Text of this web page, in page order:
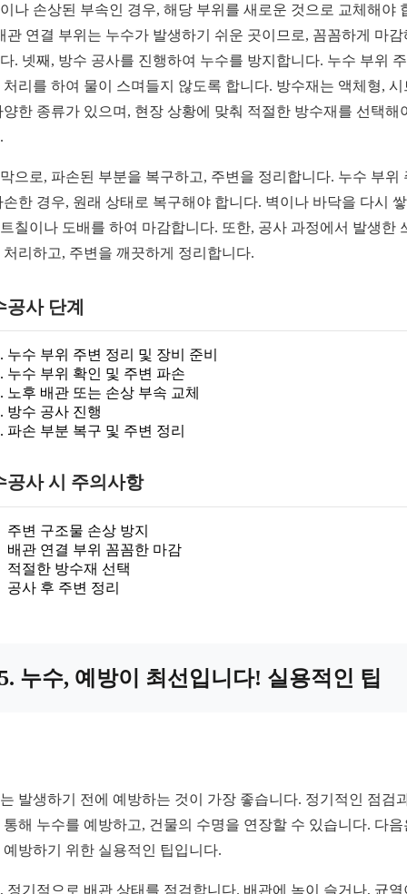
나 손상된 부속인 경우, 해당 부위를 새로운 것으로 교체해야
관 연결 부위는 누수가 발생하기 쉬운 곳이므로, 꼼꼼하게 마감
. 넷째, 방수 공사를 진행하여 누수를 방지합니다. 누수 부위
처리를 하여 물이 스며들지 않도록 합니다. 방수재는 액체형, 시
양한 종류가 있으며, 현장 상황에 맞춰 적절한 방수재를 선택해
으로, 파손된 부분을 복구하고, 주변을 정리합니다. 누수 부위
손한 경우, 원래 상태로 복구해야 합니다. 벽이나 바닥을 다시
칠이나 도배를 하여 마감합니다. 또한, 공사 과정에서 발생한
처리하고, 주변을 깨끗하게 정리합니다.
공사 단계
누수 부위 주변 정리 및 장비 준비
누수 부위 확인 및 주변 파손
노후 배관 또는 손상 부속 교체
방수 공사 진행
파손 부분 복구 및 주변 정리
공사 시 주의사항
주변 구조물 손상 방지
배관 연결 부위 꼼꼼한 마감
적절한 방수재 선택
공사 후 주변 정리
누수, 예방이 최선입니다! 실용적인 팁
발생하기 전에 예방하는 것이 가장 좋습니다. 정기적인 점검
통해 누수를 예방하고, 건물의 수명을 연장할 수 있습니다. 다음
예방하기 위한 실용적인 팁입니다.
정기적으로 배관 상태를 점검합니다. 배관에 녹이 슬거나, 균열